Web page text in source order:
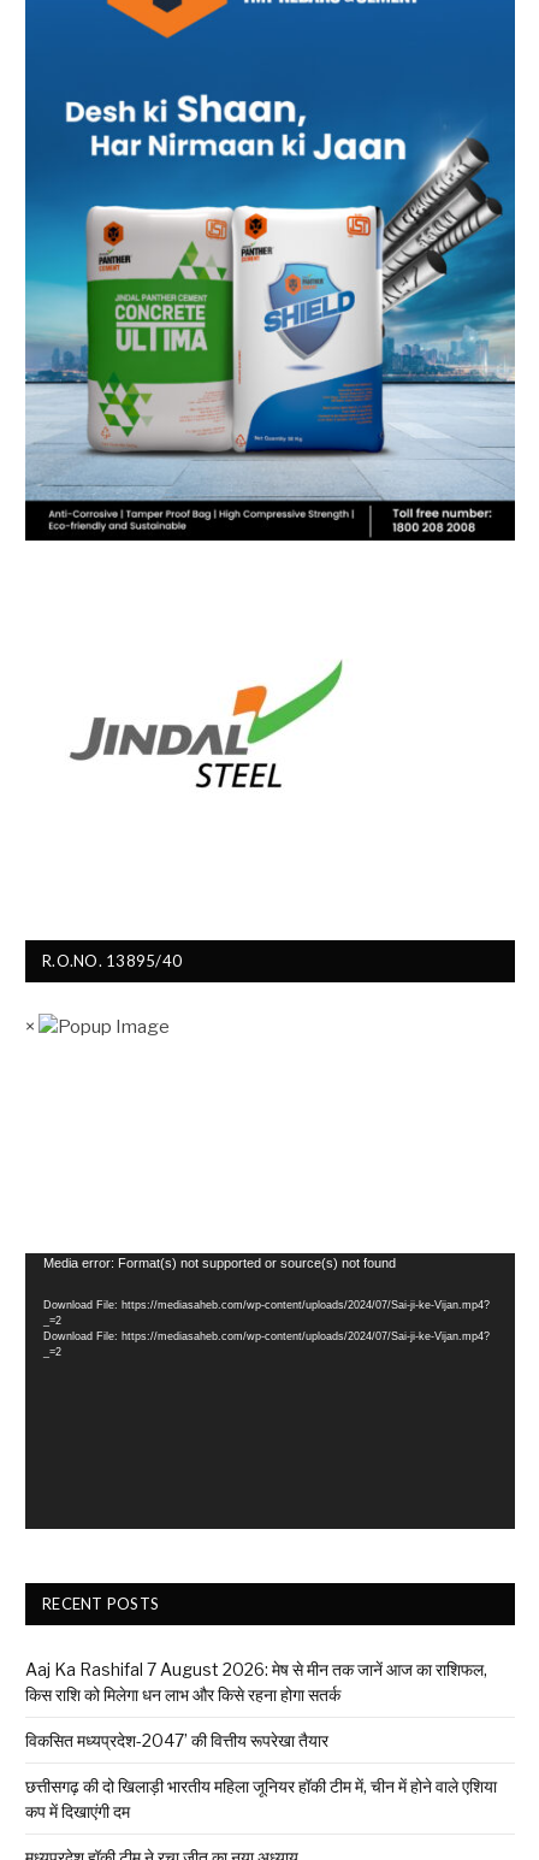
R.O.NO. 13895/40
×
Video
Media error: Format(s) not supported or source(s) not found
Download File: https://mediasaheb.com/wp-content/uploads/2024/07/Sai-ji-ke-Vijan.mp4?
_=2
Download File: https://mediasaheb.com/wp-content/uploads/2024/07/Sai-ji-ke-Vijan.mp4?
_=2
RECENT POSTS
Aaj Ka Rashifal 7 August 2026: मेष से मीन तक जानें आज का राशिफल,
किस राशि को मिलेगा धन लाभ और किसे रहना होगा सतर्क
विकसित मध्यप्रदेश-2047’ की वित्तीय रूपरेखा तैयार
छत्तीसगढ़ की दो खिलाड़ी भारतीय महिला जूनियर हॉकी टीम में, चीन में होने वाले एशिया
कप में दिखाएंगी दम